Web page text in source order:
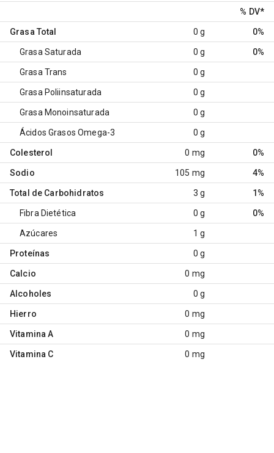
% DV*
Grasa Total 0 g 0%
Grasa Saturada 0 g 0%
Grasa Trans 0 g
Grasa Poliinsaturada 0 g
Grasa Monoinsaturada 0 g
Ácidos Grasos Omega-3 0 g
Colesterol 0 mg 0%
Sodio 105 mg 4%
Total de Carbohidratos 3 g 1%
Fibra Dietética 0 g 0%
Azúcares 1 g
Proteínas 0 g
Calcio 0 mg
Alcoholes 0 g
Hierro 0 mg
Vitamina A 0 mg
Vitamina C 0 mg